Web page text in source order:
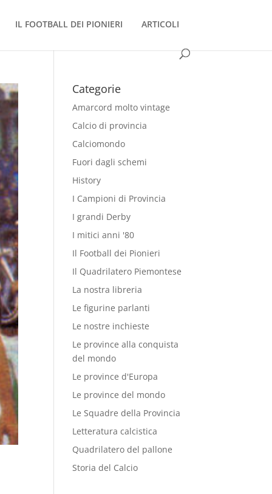
IL FOOTBALL DEI PIONIERI ARTICOLI
Categorie
Amarcord molto vintage
Calcio di provincia
Calciomondo
Fuori dagli schemi
History
I Campioni di Provincia
I grandi Derby
I mitici anni '80
Il Football dei Pionieri
Il Quadrilatero Piemontese
La nostra libreria
Le figurine parlanti
Le nostre inchieste
Le province alla conquista
del mondo
Le province d'Europa
Le province del mondo
Le Squadre della Provincia
Letteratura calcistica
Quadrilatero del pallone
Storia del Calcio